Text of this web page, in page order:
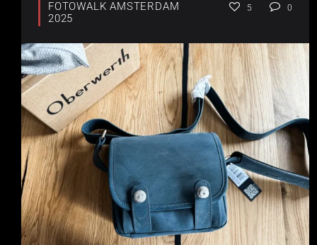
FOTOWALK AMSTERDAM
2025
5 0